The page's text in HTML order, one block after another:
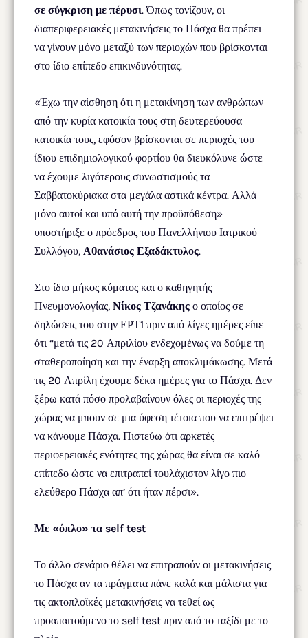
σε σύγκριση με πέρυσι. Όπως τονίζουν, οι
διαπεριφερειακές μετακινήσεις το Πάσχα θα πρέπει
να γίνουν μόνο μεταξύ των περιοχών που βρίσκονται
στο ίδιο επίπεδο επικινδυνότητας.
«Έχω την αίσθηση ότι η μετακίνηση των ανθρώπων
από την κυρία κατοικία τους στη δευτερεύουσα
κατοικία τους, εφόσον βρίσκονται σε περιοχές του
ίδιου επιδημιολογικού φορτίου θα διευκόλυνε ώστε
να έχουμε λιγότερους συνωστισμούς τα
Σαββατοκύριακα στα μεγάλα αστικά κέντρα. Αλλά
μόνο αυτοί και υπό αυτή την προϋπόθεση»
υποστήριξε ο πρόεδρος του Πανελλήνιου Ιατρικού
Συλλόγου, Αθανάσιος Εξαδάκτυλος.
Στο ίδιο μήκος κύματος και ο καθηγητής
Πνευμονολογίας, Νίκος Τζανάκης ο οποίος σε
δηλώσεις του στην ΕΡΤ1 πριν από λίγες ημέρες είπε
ότι “μετά τις 20 Απριλίου ενδεχομένως να δούμε τη
σταθεροποίηση και την έναρξη αποκλιμάκωσης. Μετά
τις 20 Απρίλη έχουμε δέκα ημέρες για το Πάσχα. Δεν
ξέρω κατά πόσο προλαβαίνουν όλες οι περιοχές της
χώρας να μπουν σε μια ύφεση τέτοια που να επιτρέψει
να κάνουμε Πάσχα. Πιστεύω ότι αρκετές
περιφερειακές ενότητες της χώρας θα είναι σε καλό
επίπεδο ώστε να επιτραπεί τουλάχιστον λίγο πιο
ελεύθερο Πάσχα απ’ ότι ήταν πέρσι».
Με «όπλο» τα self test
Το άλλο σενάριο θέλει να επιτραπούν οι μετακινήσεις
το Πάσχα αν τα πράγματα πάνε καλά και μάλιστα για
τις ακτοπλοϊκές μετακινήσεις να τεθεί ως
προαπαιτούμενο το self test πριν από το ταξίδι με το